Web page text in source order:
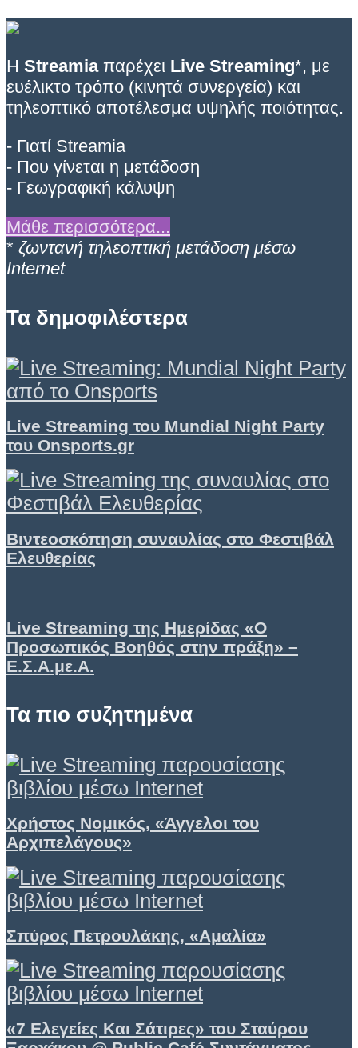
Η Streamiaπαρέχει Live Streaming*, με
ευέλικτο τρόπο (κινητά συνεργεία) και
τηλεοπτικό αποτέλεσμα υψηλής ποιότητας.
- Γιατί Streamia
- Που γίνεται η μετάδοση
- Γεωγραφική κάλυψη
Μάθε περισσότερα...
* ζωντανή τηλεοπτική μετάδοση μέσω
Internet
Τα δημοφιλέστερα
Live Streaming του Mundial Night Party
του Onsports.gr
Βιντεοσκόπηση συναυλίας στο Φεστιβάλ
Ελευθερίας
Live Streaming της Ημερίδας «Ο
Προσωπικός Βοηθός στην πράξη» –
Ε.Σ.Α.με.Α.
Τα πιο συζητημένα
Χρήστος Νομικός, «Άγγελοι του
Αρχιπελάγους»
Σπύρος Πετρουλάκης, «Αμαλία»
«7 Eλεγείες Και Σάτιρες» του Σταύρου